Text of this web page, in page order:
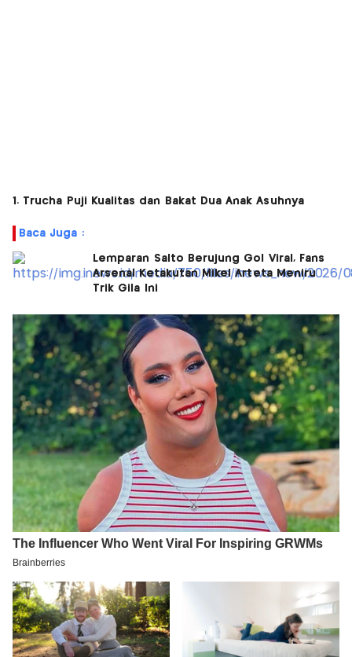
1. Trucha Puji Kualitas dan Bakat Dua Anak Asuhnya
Baca Juga :
Lemparan Salto Berujung Gol Viral, Fans
Arsenal Ketakutan Mikel Arteta Meniru
Trik Gila Ini